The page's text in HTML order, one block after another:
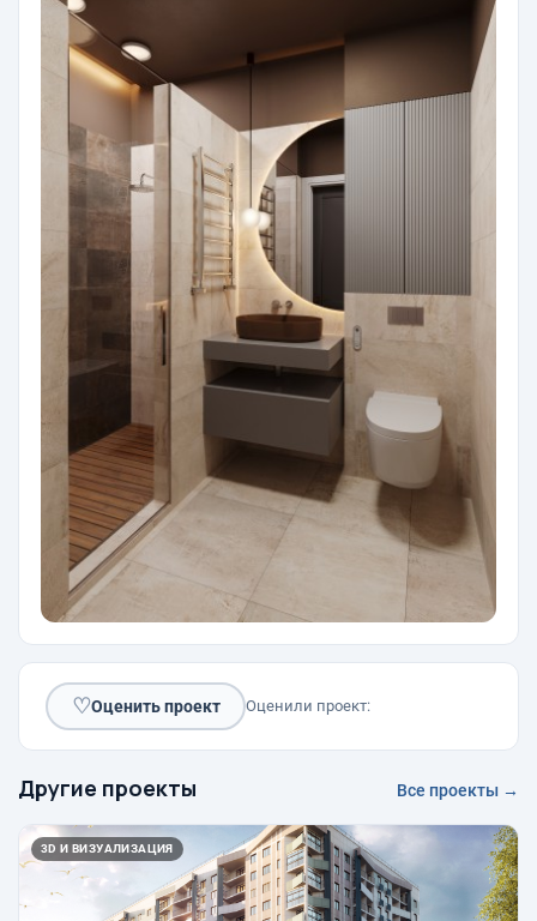
♡Оценить проект Оценили проект:
Другие проекты Все проекты →
3D И ВИЗУАЛИЗАЦИЯ